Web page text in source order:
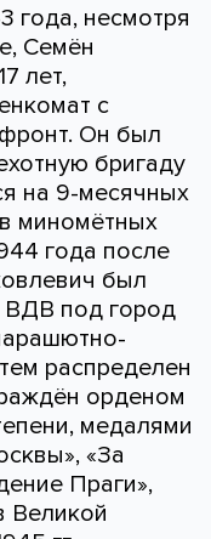
года, несмотря
Семён
лет,
с
Он был
бригаду
на 9-месячных
миномётных
года после
был
ВДВ под город
распределен
орденом
медалями
«За
Праги»,
Великой